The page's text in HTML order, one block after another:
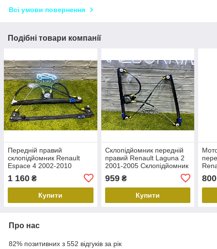
Всі умови повернення
Подібні товари компанії
Передній правий
склопідйомник Renault
Espace 4 2002-2010
Еспейc
6052PSG2,8200017894
1 160 ₴
Купити
Склопідйомник передній
правий Renault Laguna 2
2001-2005 Склопідйомник
Рено лагуна 2 6037PSG2
959₴
Купити
800
Про нас
82% позитивних з 552 відгуків за рік